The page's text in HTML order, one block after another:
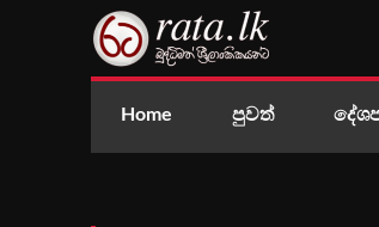
Home පුවත්